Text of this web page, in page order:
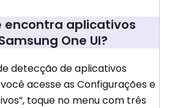
encontra aplicativos
One UI?
detecção de aplicativos
acesse as Configurações e
toque no menu com três